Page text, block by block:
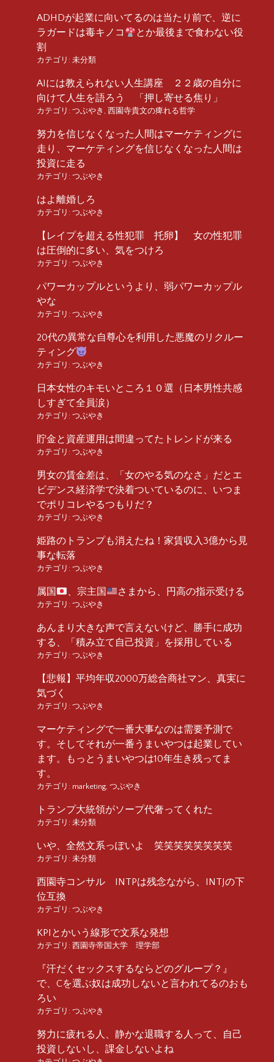
ADHDが起業に向いてるのは当たり前で、逆に
ラガードは毒キノコ
とか最後まで食わない役
割
カテゴリ: 未分類
AIには教えられない人生講座 ２２歳の自分に
向けて人生を語ろう 「押し寄せる焦り」
カテゴリ: つぶやき , 西園寺貴文の痺れる哲学
努力を信じなくなった人間はマーケティングに
走り、マーケティングを信じなくなった人間は
投資に走る
カテゴリ: つぶやき
はよ離婚しろ
カテゴリ: つぶやき
【レイプを超える性犯罪 托卵】 女の性犯罪
は圧倒的に多い、気をつけろ
カテゴリ: つぶやき
パワーカップルというより、弱パワーカップル
やな
カテゴリ: つぶやき
20代の異常な自尊心を利用した悪魔のリクルー
ティング
カテゴリ: つぶやき
日本女性のキモいところ１０選（日本男性共感
しすぎて全員涙）
カテゴリ: つぶやき
貯金と資産運用は間違ってたトレンドが来る
カテゴリ: つぶやき
男女の賃金差は、「女のやる気のなさ」だとエ
ビデンス経済学で決着ついているのに、いつま
でポリコレやるつもりだ？
カテゴリ: つぶやき
姫路のトランプも消えたね！家賃収入3億から見
事な転落
カテゴリ: つぶやき
属国 、宗主国 さまから、円高の指示受ける
カテゴリ: つぶやき
あんまり大きな声で言えないけど、勝手に成功
する、「積み立て自己投資」を採用している
カテゴリ: つぶやき
【悲報】平均年収2000万総合商社マン、真実に
気づく
カテゴリ: つぶやき
マーケティングで一番大事なのは需要予測で
す。そしてそれが一番うまいやつは起業してい
ます。もっとうまいやつは10年生き残ってま
す。
カテゴリ: marketing, つぶやき
トランプ大統領がソープ代奢ってくれた
カテゴリ: 未分類
いや、全然文系っぽいよ 笑笑笑笑笑笑笑笑
カテゴリ: 未分類
西園寺コンサル INTPは残念ながら、INTJの下
位互換
カテゴリ: つぶやき
KPIとかいう線形で文系な発想
カテゴリ: 西園寺帝国大学 理学部
『汗だくセックスするならどのグループ？』
で、Cを選ぶ奴は成功しないと言われてるのおも
ろい
カテゴリ: つぶやき
努力に疲れる人、静かな退職する人って、自己
投資しないし、課金しないよね